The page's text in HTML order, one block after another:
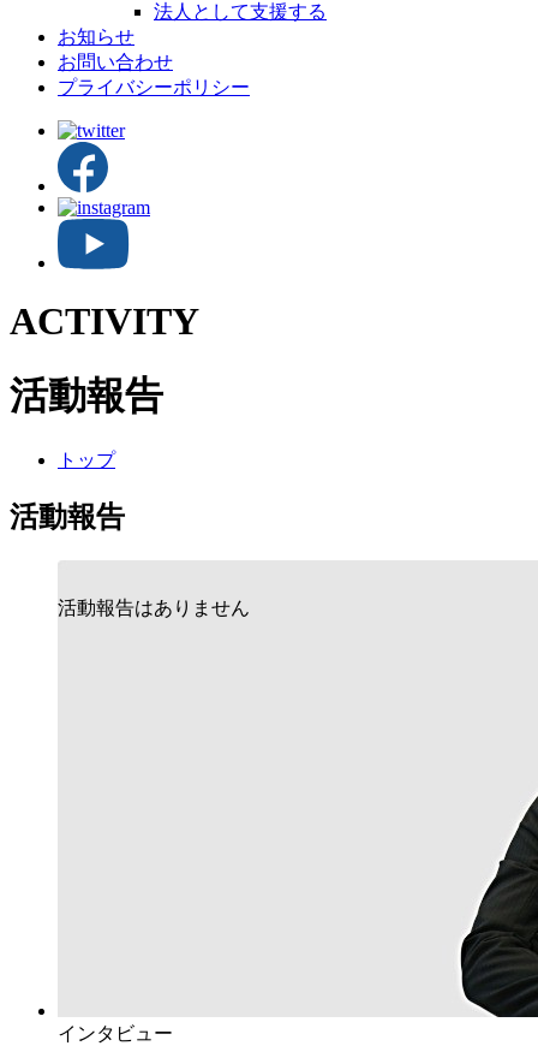
法人として支援する
お知らせ
お問い合わせ
プライバシーポリシー
ACTIVITY
活動報告
トップ
活動報告
インタビュー